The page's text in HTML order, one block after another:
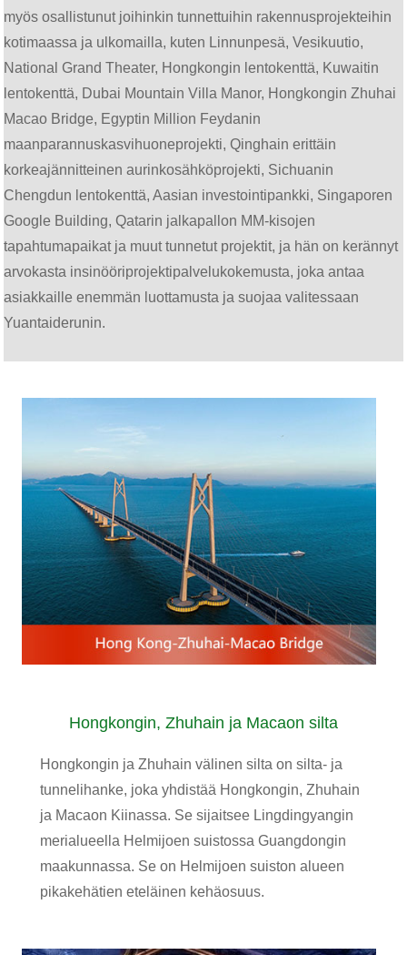
myös osallistunut joihinkin tunnettuihin rakennusprojekteihin
kotimaassa ja ulkomailla, kuten Linnunpesä, Vesikuutio,
National Grand Theater, Hongkongin lentokenttä, Kuwaitin
lentokenttä, Dubai Mountain Villa Manor, Hongkongin Zhuhai
Macao Bridge, Egyptin Million Feydanin
maanparannuskasvihuoneprojekti, Qinghain erittäin
korkeajännitteinen aurinkosähköprojekti, Sichuanin
Chengdun lentokenttä, Aasian investointipankki, Singaporen
Google Building, Qatarin jalkapallon MM-kisojen
tapahtumapaikat ja muut tunnetut projektit, ja hän on kerännyt
arvokasta insinööriprojektipalvelukokemusta, joka antaa
asiakkaille enemmän luottamusta ja suojaa valitessaan
Yuantaiderunin.
Hongkongin, Zhuhain ja Macaon silta
Hongkongin ja Zhuhain välinen silta on silta- ja
tunnelihanke, joka yhdistää Hongkongin, Zhuhain
ja Macaon Kiinassa. Se sijaitsee Lingdingyangin
merialueella Helmijoen suistossa Guangdongin
maakunnassa. Se on Helmijoen suiston alueen
pikakehätien eteläinen kehäosuus.